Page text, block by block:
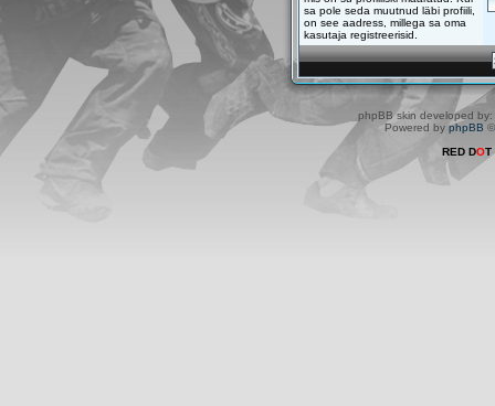
sa pole seda muutnud läbi profiili,
on see aadress, millega sa oma
kasutaja registreerisid.
phpBB skin developed by:
Powered by phpBB
RED DOT